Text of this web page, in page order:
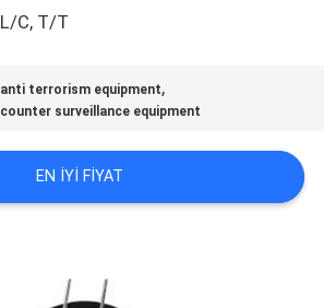
L/C, T/T
anti terrorism equipment,
counter surveillance equipment
EN IYI FIYAT